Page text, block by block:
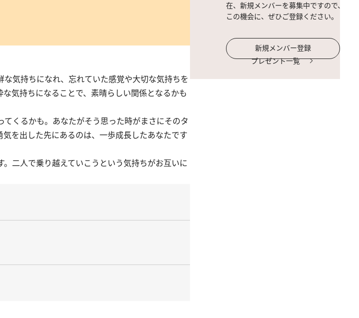
気持ちになれ、忘れていた感覚や大切な気持ちを
気持ちになることで、素晴らしい関係となるかも
くるかも。あなたがそう思った時がまさにそのタ
を出した先にあるのは、一歩成長したあなたです
二人で乗り越えていこうという気持ちがお互いに
在、新規メンバーを募集中ですので、
この機会に、ぜひご登録ください。
新規メンバー登録
プレゼント一覧